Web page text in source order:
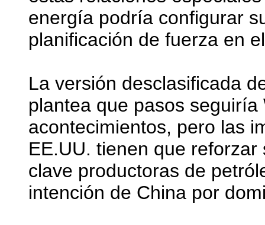
energía podría configurar
planificación de fuerza en
La versión desclasificada
plantea que pasos
acontecimientos, pero las
EE.UU. tienen que
clave productoras de
intención de China por